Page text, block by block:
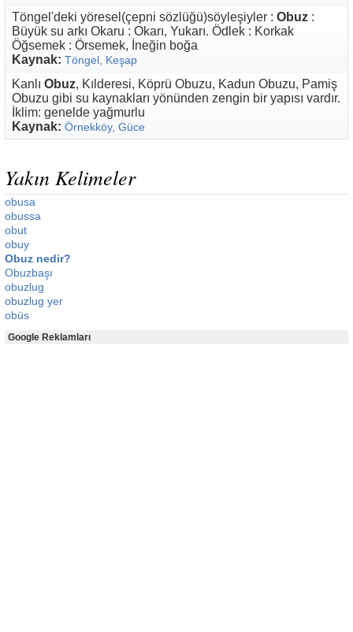
Töngel'deki yöresel(çepni sözlüğü)söyleşiyler : Obuz :
Büyük su arkı Okaru : Okarı, Yukarı. Ödlek : Korkak
Öğsemek : Örsemek, İneğin boğa
Kaynak: Töngel, Keşap
Kanlı Obuz, Kılderesi, Köprü Obuzu, Kadun Obuzu, Pamiş
Obuzu gibi su kaynakları yönünden zengin bir yapısı vardır.
İklim: genelde yağmurlu
Kaynak: Örnekköy, Güce
Yakın Kelimeler
obusa
obussa
obut
obuy
Obuz nedir?
Obuzbaşı
obuzlug
obuzlug yer
obüs
Google Reklamları